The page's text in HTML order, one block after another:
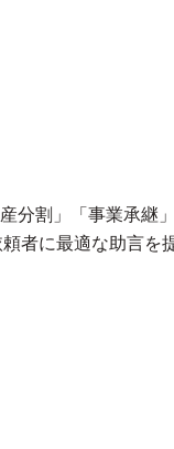
割」「事業承継
者に最適な助言